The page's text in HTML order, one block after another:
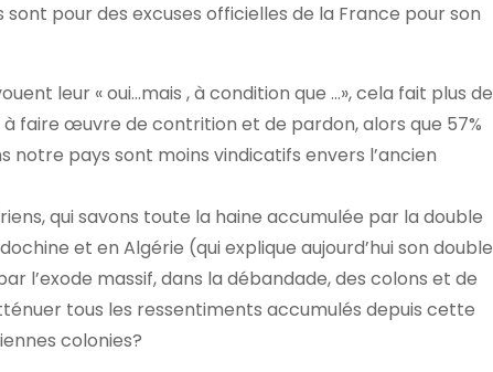
sont pour des excuses officielles de la France pour son
leur « oui…mais , à condition que …», cela fait plus de
faire œuvre de contrition et de pardon, alors que 57%
pays sont moins vindicatifs envers l’ancien
qui savons toute la haine accumulée par la double
et en Algérie (qui explique aujourd’hui son double
l’exode massif, dans la débandade, des colons et de
tous les ressentiments accumulés depuis cette
colonies?